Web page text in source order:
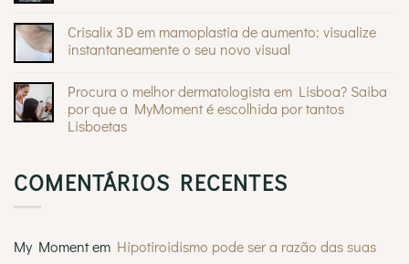
preocupar
Andreia
Braz
na
A
lipoescultura
e
gregas
Crisalix 3D em mamoplastia de aumento: visualize
instantaneamente o seu novo visual
em
3D
em
visualize
instantaneamente
Procura o melhor dermatologista em Lisboa? Saiba
por que a MyMoment é escolhida por tantos
Lisboetas
Procura
o
Saiba
COMENTÁRIOS RECENTES
My Momentem Hipotiroidismo pode ser a razão das suas